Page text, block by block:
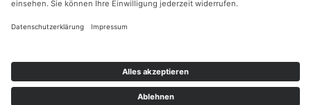
Newsletter
Facebook Instagram